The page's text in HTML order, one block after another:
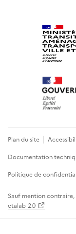
Plan du site
Documentation
Politique de
Sauf mention contraire,
etalab-2.0